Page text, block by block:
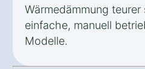
Wärmedämmung teurer
einfache, manuell
Modelle.